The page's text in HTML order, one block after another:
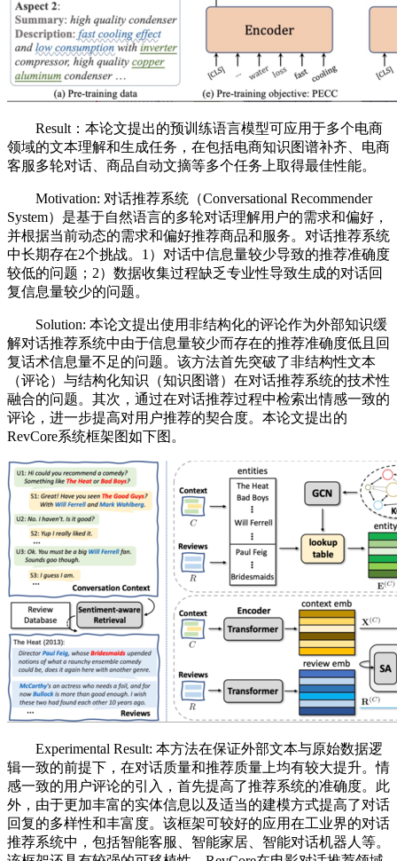
Result：本论文提出的预训练语言模型可应用于多个电商
领域的文本理解和生成任务，在包括电商知识图谱补齐、电商
客服多轮对话、商品自动文摘等多个任务上取得最佳性能。
Motivation: 对话推荐系统（Conversational Recommender
System）是基于自然语言的多轮对话理解用户的需求和偏好，
并根据当前动态的需求和偏好推荐商品和服务。对话推荐系统
中长期存在2个挑战。1）对话中信息量较少导致的推荐准确度
较低的问题；2）数据收集过程缺乏专业性导致生成的对话回
复信息量较少的问题。
Solution: 本论文提出使用非结构化的评论作为外部知识缓
解对话推荐系统中由于信息量较少而存在的推荐准确度低且回
复话术信息量不足的问题。该方法首先突破了非结构性文本
（评论）与结构化知识（知识图谱）在对话推荐系统的技术性
融合的问题。其次，通过在对话推荐过程中检索出情感一致的
评论，进一步提高对用户推荐的契合度。本论文提出的
RevCore系统框架图如下图。
Experimental Result: 本方法在保证外部文本与原始数据逻
辑一致的前提下，在对话质量和推荐质量上均有较大提升。情
感一致的用户评论的引入，首先提高了推荐系统的准确度。此
外，由于更加丰富的实体信息以及适当的建模方式提高了对话
回复的多样性和丰富度。该框架可较好的应用在工业界的对话
推荐系统中，包括智能客服、智能家居、智能对话机器人等。